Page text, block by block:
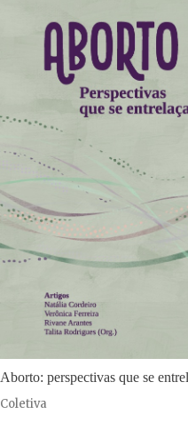
Aborto: perspectivas que se
Coletiva